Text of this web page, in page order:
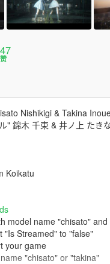
47
赞
Nishikigi & Takina
" 錦木 千束 & 井ノ上 たき
Koikatu
model name "chisato" and
"Is Streamed" to "false"
your game
"chisato" or "takina"